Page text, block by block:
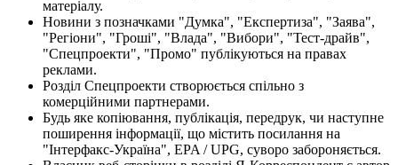
матеріалу.
Новини з позначками "Думка", "Експертиза", "Заява",
"Регіони", "Гроші", "Влада", "Вибори", "Тест-драйв",
"Спецпроекти", "Промо" публікуються на правах
реклами.
Розділ Спецпроекти створюється спільно з
комерційними партнерами.
Будь яке копіювання, публікація, передрук, чи наступне
поширення інформації, що містить посилання на
"Інтерфакс-Україна", EPA / UPG, суворо забороняється.